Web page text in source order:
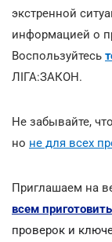
экстренной
информацией о
Воспользуйтесь
ЛІГА:ЗАКОН.
Не забывайте,
но не для всех
Приглашаем на
всем
проверок и